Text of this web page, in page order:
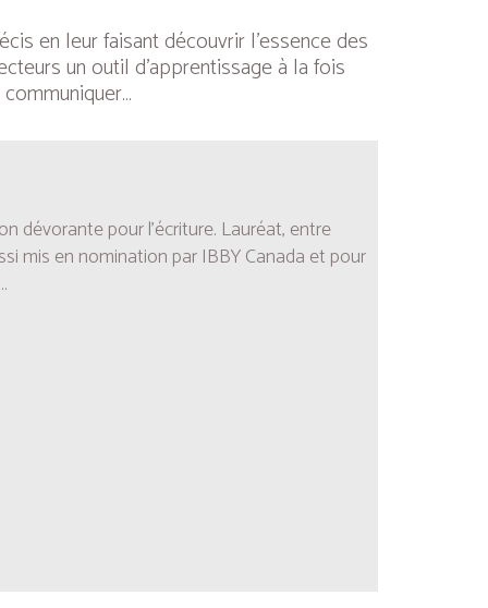
en leur faisant découvrir l’essence des
un outil d’apprentissage à la fois
dévorante pour l’écriture. Lauréat, entre
mis en nomination par IBBY Canada et pour